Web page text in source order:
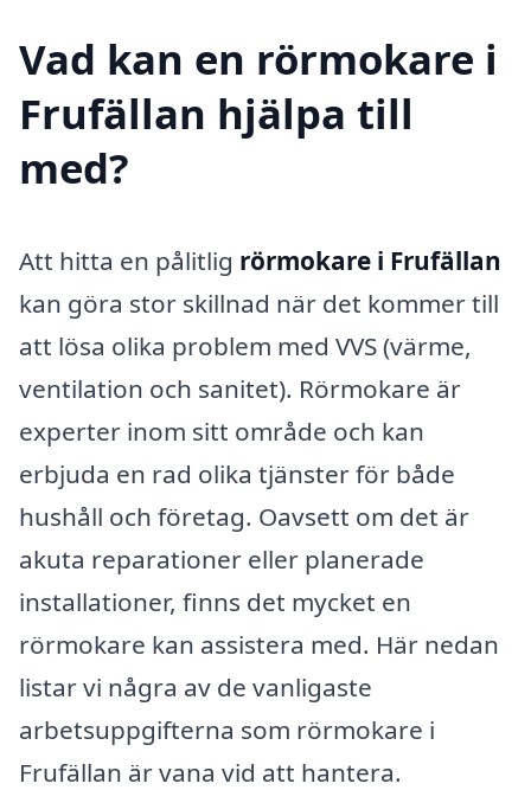
Vad kan en rörmokare i
Frufällan hjälpa till
med?
Att hitta en pålitlig rörmokare i Frufällan
kan göra stor skillnad när det kommer till
att lösa olika problem med VVS (värme,
ventilation och sanitet). Rörmokare är
experter inom sitt område och kan
erbjuda en rad olika tjänster för både
hushåll och företag. Oavsett om det är
akuta reparationer eller planerade
installationer, finns det mycket en
rörmokare kan assistera med. Här nedan
listar vi några av de vanligaste
arbetsuppgifterna som rörmokare i
Frufällan är vana vid att hantera.